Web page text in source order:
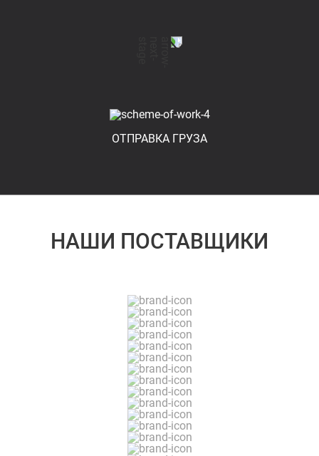
ОТПРАВКА ГРУЗА
НАШИ ПОСТАВЩИКИ